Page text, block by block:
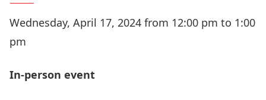
Wednesday, April 17, 2024 from 12:00 pm to 1:00
pm
In-person event